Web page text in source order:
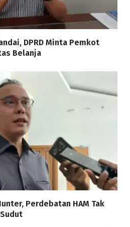
DPRD Minta Pemkot
Belanja
Perdebatan HAM Tak